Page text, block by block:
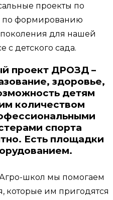
проекты по
по формированию
поколения для нашей
с детского сада.
проект ДРОЗД –
здоровье,
детям
количеством
спорта
Есть площадки
школ мы помогаем
которые им пригодятся